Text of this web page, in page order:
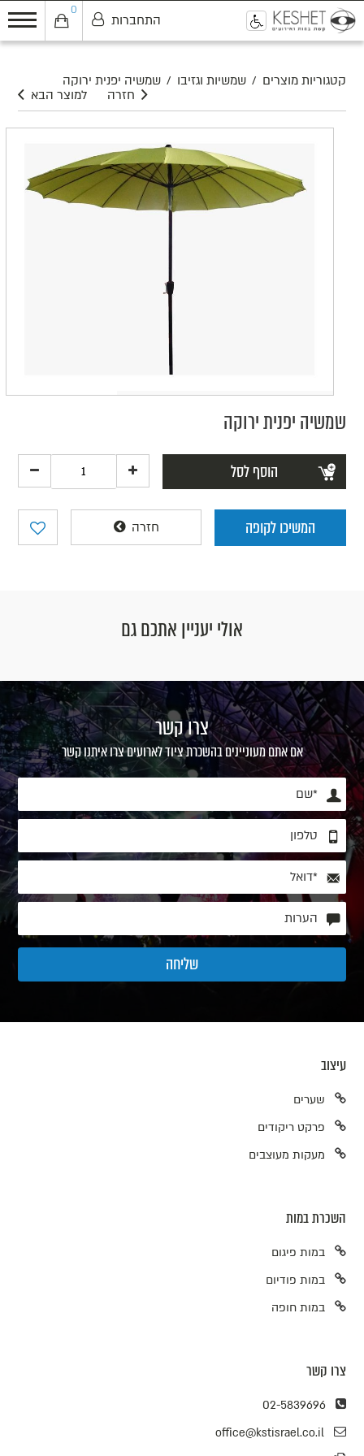
0
התחברות
קטגוריות מוצרים / שמשיות וגזיבו / שמשיה יפנית ירוקה
למוצר הבא
חזרה
שמשיה יפנית ירוקה
הוסף לסל
המשיכו לקופה חזרה
אולי יעניין אתכם גם
צרו קשר
אם אתם מעוניינים בהשכרת ציוד לארועים צרו איתנו קשר
עיצוב
שערים
פרקט ריקודים
מעקות מעוצבים
השכרת במות
במות פיגום
במות פודיום
במות חופה
צרו קשר
02-5839696
office@kstisrael.co.il